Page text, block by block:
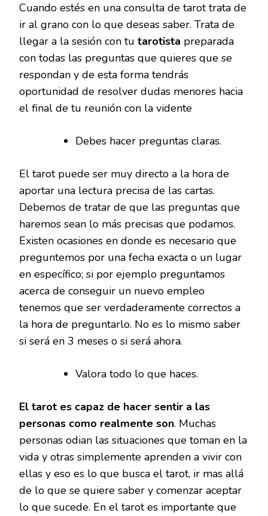
Cuando estés en una consulta de tarot trata de
ir al grano con lo que deseas saber. Trata de
llegar a la sesión con tu tarotista preparada
con todas las preguntas que quieres que se
respondan y de esta forma tendrás
oportunidad de resolver dudas menores hacia
el final de tu reunión con la vidente
Debes hacer preguntas claras.
El tarot puede ser muy directo a la hora de
aportar una lectura precisa de las cartas.
Debemos de tratar de que las preguntas que
haremos sean lo más precisas que podamos.
Existen ocasiones en donde es necesario que
preguntemos por una fecha exacta o un lugar
en específico; si por ejemplo preguntamos
acerca de conseguir un nuevo empleo
tenemos que ser verdaderamente correctos a
la hora de preguntarlo. No es lo mismo saber
si será en 3 meses o si será ahora.
Valora todo lo que haces.
El tarot es capaz de hacer sentir a las
personas como realmente son. Muchas
personas odian las situaciones que toman en la
vida y otras simplemente aprenden a vivir con
ellas y eso es lo que busca el tarot, ir mas allá
de lo que se quiere saber y comenzar aceptar
lo que sucede. En el tarot es importante que